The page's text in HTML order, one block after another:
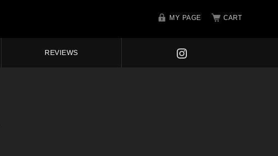
MY PAGE CART
REVIEWS